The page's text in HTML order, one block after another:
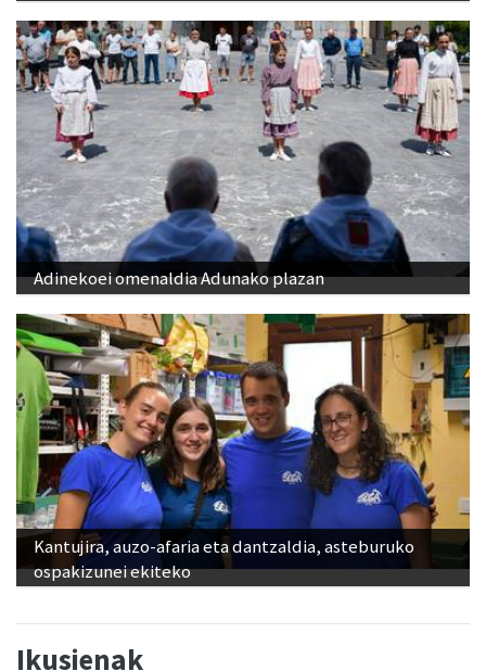
Adinekoei omenaldia Adunako plazan
Kantujira, auzo-afaria eta dantzaldia, asteburuko
ospakizunei ekiteko
Ikusienak